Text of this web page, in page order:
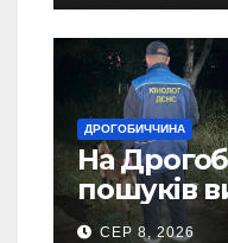
ДРОГОБИЧЧИНА
На
пошуків
зниклого
СЕР 8, 2026